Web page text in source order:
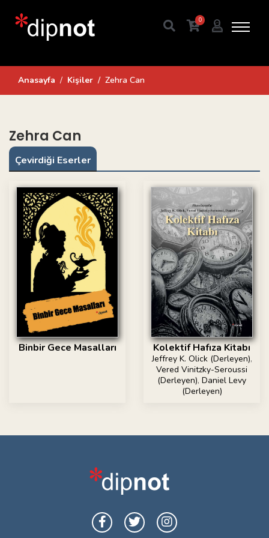
0
Anasayfa Kişiler Zehra Can
Zehra Can
Çevirdiği Eserler
Binbir Gece Masalları Kolektif Hafıza Kitabı
Jeffrey K. Olick (Derleyen),
Vered Vinitzky-Seroussi
(Derleyen), Daniel Levy
(Derleyen)